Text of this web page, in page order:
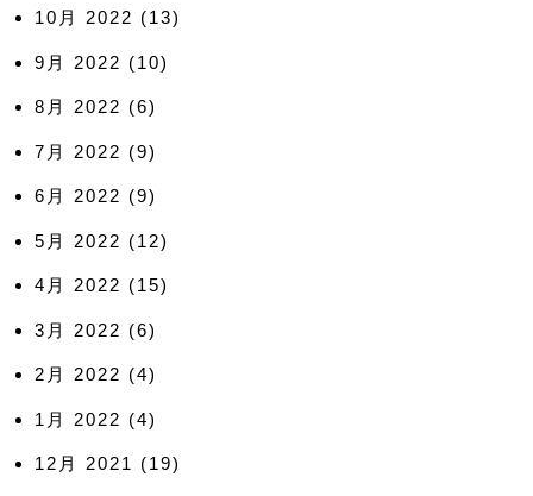
10月 2022 (13)
9月 2022 (10)
8月 2022 (6)
7月 2022 (9)
6月 2022 (9)
5月 2022 (12)
4月 2022 (15)
3月 2022 (6)
2月 2022 (4)
1月 2022 (4)
12月 2021 (19)